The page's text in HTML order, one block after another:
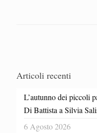
Articoli recenti
L’autunno dei piccoli
Di Battista a Silvia
6 Agosto 2026